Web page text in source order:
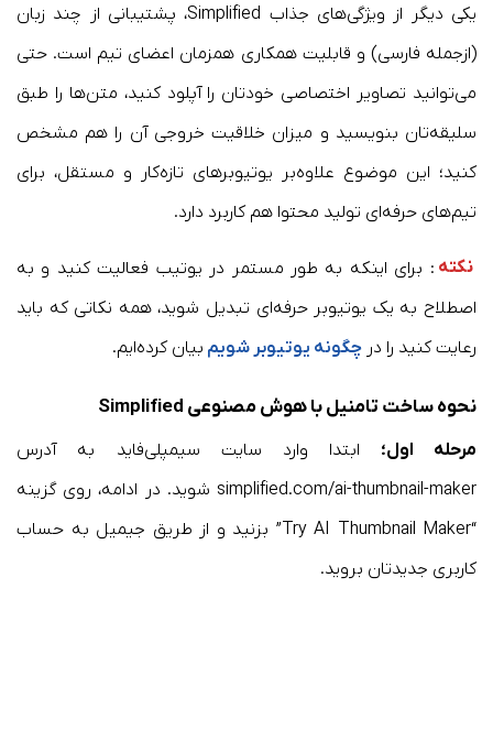
یکی دیگر از ویژگی‌های جذاب Simplified، پشتیبانی از چند زبان
(ازجمله فارسی) و قابلیت همکاری همزمان اعضای تیم است. حتی
می‌توانید تصاویر اختصاصی خودتان را آپلود کنید، متن‌ها را طبق
سلیقه‌تان بنویسید و میزان خلاقیت خروجی آن را هم مشخص
کنید؛ این موضوع علاوه‌بر یوتیوبرهای تازه‌کار و مستقل، برای
تیم‌های حرفه‌ای تولید محتوا هم کاربرد دارد.
نکته : برای اینکه به طور مستمر در یوتیب فعالیت کنید و به
اصطلاح به یک یوتیوبر حرفه‌ای تبدیل شوید، همه نکاتی که باید
رعایت کنید را در چگونه یوتیوبر شویم بیان کرده‌ایم.
نحوه ساخت تامنیل با هوش مصنوعی Simplified
مرحله اول؛ ابتدا وارد سایت سیمپلی‌فاید به آدرس
simplified.com/ai-thumbnail-maker شوید. در ادامه، روی گزینه
“Try AI Thumbnail Maker” بزنید و از طریق جیمیل به حساب
کاربری جدیدتان بروید.